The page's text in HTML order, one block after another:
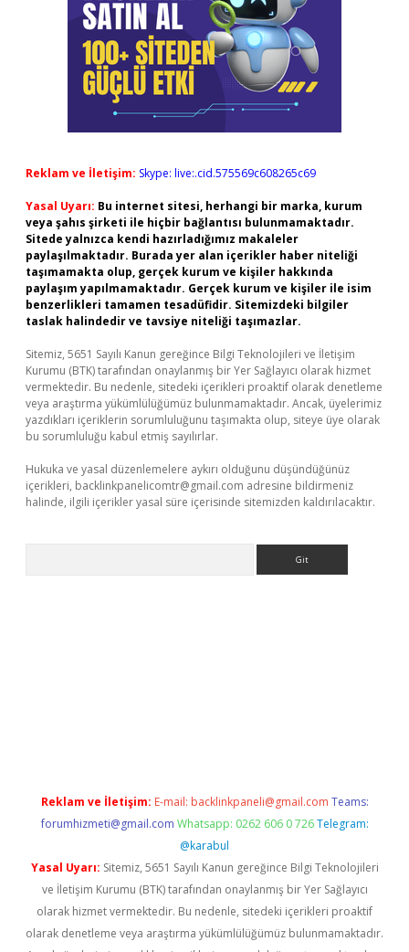
Reklam ve İletişim: Skype: live:.cid.575569c608265c69
Yasal Uyarı: Bu internet sitesi, herhangi bir marka, kurum
veya şahıs şirketi ile hiçbir bağlantısı bulunmamaktadır.
Sitede yalnızca kendi hazırladığımız makaleler
paylaşılmaktadır. Burada yer alan içerikler haber niteliği
taşımamakta olup, gerçek kurum ve kişiler hakkında
paylaşım yapılmamaktadır. Gerçek kurum ve kişiler ile isim
benzerlikleri tamamen tesadüfidir. Sitemizdeki bilgiler
taslak halindedir ve tavsiye niteliği taşımazlar.
Sitemiz, 5651 Sayılı Kanun gereğince Bilgi Teknolojileri ve İletişim
Kurumu (BTK) tarafından onaylanmış bir Yer Sağlayıcı olarak hizmet
vermektedir. Bu nedenle, sitedeki içerikleri proaktif olarak denetleme
veya araştırma yükümlülüğümüz bulunmamaktadır. Ancak, üyelerimiz
yazdıkları içeriklerin sorumluluğunu taşımakta olup, siteye üye olarak
bu sorumluluğu kabul etmiş sayılırlar.
Hukuka ve yasal düzenlemelere aykırı olduğunu düşündüğünüz
içerikleri, backlinkpanelicomtr@gmail.com adresine bildirmeniz
halinde, ilgili içerikler yasal süre içerisinde sitemizden kaldırılacaktır.
Reklam ve İletişim: E-mail: backlinkpaneli@gmail.com Teams:
forumhizmeti@gmail.com Whatsapp: 0262 606 0 726 Telegram:
@karabul
Yasal Uyarı: Sitemiz, 5651 Sayılı Kanun gereğince Bilgi Teknolojileri
ve İletişim Kurumu (BTK) tarafından onaylanmış bir Yer Sağlayıcı
olarak hizmet vermektedir. Bu nedenle, sitedeki içerikleri proaktif
olarak denetleme veya araştırma yükümlülüğümüz bulunmamaktadır.